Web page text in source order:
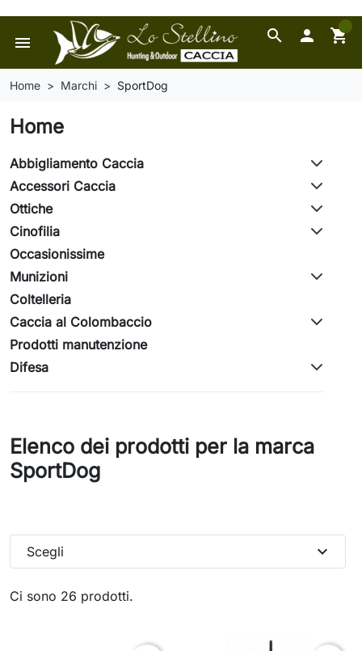
search
menu  shopping_cart
0
Home Marchi SportDog
Home
Abbigliamento Caccia
Accessori Caccia
Ottiche
Cinofilia
Occasionissime
Munizioni
Coltelleria
Caccia al Colombaccio
Prodotti manutenzione
Difesa
Elenco dei prodotti per la marca
SportDog
Ci sono 26 prodotti.
Scegli expand_more